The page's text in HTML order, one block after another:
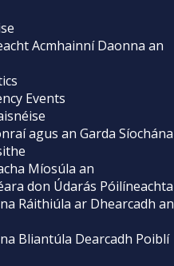
Acmhainní Daonna an
Events
agus an Garda Síochána
Míosúla an
don Údarás Póilíneachta
Ráithiúla ar Dhearcadh an
Bliantúla Dearcadh Poiblí